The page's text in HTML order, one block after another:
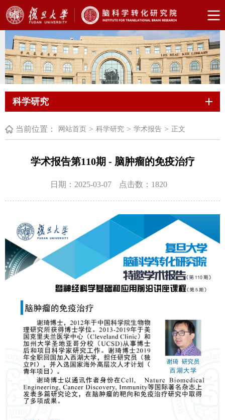
科学研究
当前位置： 网站首页 > 科学研究 > 学术报告 > 正文
学术报告第110期 - 脑肿瘤的免疫治疗
日期：2025-03-07 点击数： 1820